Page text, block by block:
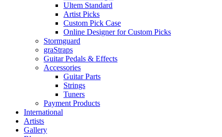
Ultem Standard
Artist Picks
Custom Pick Case
Online Designer for Custom Picks
Stormguard
graStraps
Guitar Pedals & Effects
Accessories
Guitar Parts
Strings
Tuners
Payment Products
International
Artists
Gallery